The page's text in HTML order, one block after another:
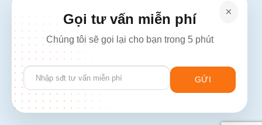
226 Đường Láng, Đống Đa, Hà Nội
137 Đường Hòa Hưng, Phường 12, Quận 10, TP. Hồ Chí
Minh
Hotline: 1900 2106 - 0386 001 001
Email:Giaiphap3g@gmail.com
Gọi tư vấn miễn phí
Chúng tôi sẽ gọi lại cho bạn trong 5 phút
Please
leave
field